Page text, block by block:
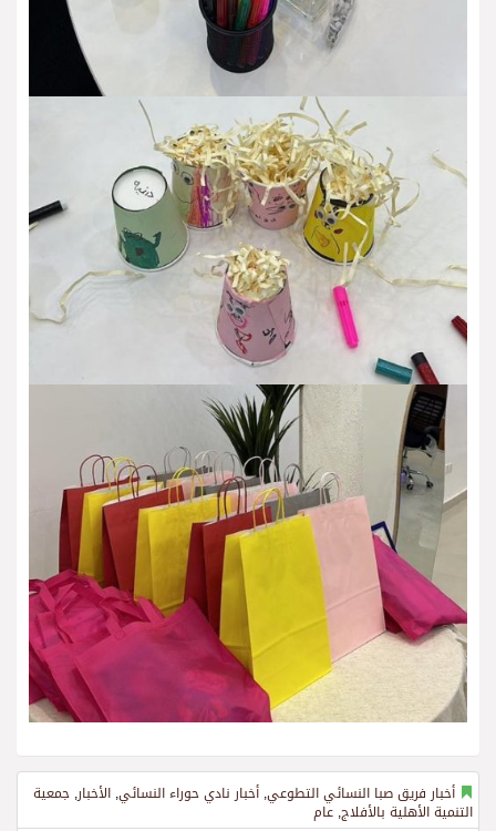
أخبار فريق صبا النسائي التطوعي, أخبار نادي حوراء النسائي, الأخبار, جمعية
التنمية الأهلية بالأفلاج, عام